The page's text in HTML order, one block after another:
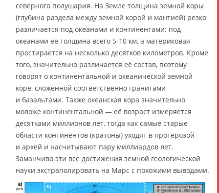
северного полушария. На Земле толщина земной коры
(глубина раздела между земной корой и мантией) резко
различается под океанами и континентами: под
океанами её толщина всего 5-10 км, а материковая
простирается на несколько десятков километров. Кроме
того, значительно различается её состав, поэтому
говорят о континентальной и океанической земной
коре, сложенной соответственно гранитами
и базальтами. Также океанская кора значительно
моложе континентальной — её возраст измеряется
десятками миллионов лет, тогда как самые старые
области континентов (кратоны) уходят в протерозой
и архей и насчитывают пару миллиардов лет.
Заманчиво эти все достижения земной геологической
науки экстраполировать на Марс с похожими выводами.